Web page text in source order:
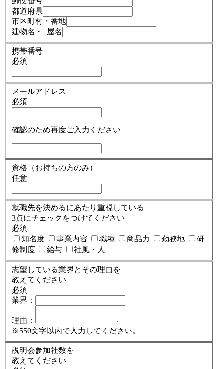
都道府県
市区町村・番地
建物名・ 屋名
携帯番号
必須
メールアドレス
必須
確認のため再度ご入力ください
資格（お持ちの方のみ）
任意
就職先を決めるにあたり重視している
3点にチェックをつけてください
必須
知名度
事業内容 職種 商品力 勤務地
研
修制度
給与 社風・人
志望している業界とその理由を
教えてください
必須
業界：
理由：
※550文字以内で入力してください。
説明会参加社数を
教えてください